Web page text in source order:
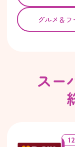
グルメ＆フ
スー